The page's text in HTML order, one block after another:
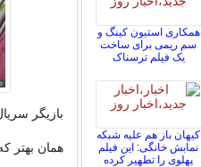
بازیگر
همان بهتر
همکاری استیون کینگ و
سم ریمی برای ساخت
یک فیلم ترسناک
کیهان باز هم علیه شبکه
نمابش خانگی: این فیلم
پهلوی را تطهیر کرده